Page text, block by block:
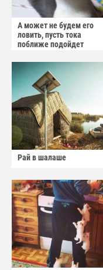
А может не будем его
ловить, пусть тока
поближе подойдет
Рай в шалаше